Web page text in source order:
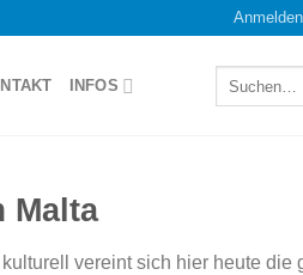
Anmelden
INFOS
Malta
vereint sich hier heute die